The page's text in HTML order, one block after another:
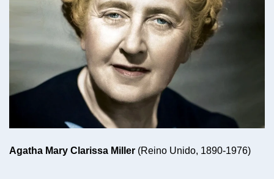
Agatha Mary Clarissa Miller (Reino Unido, 1890-1976)